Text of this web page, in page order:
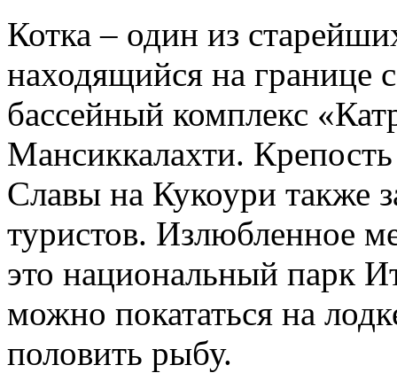
Котка – один из
находящийся на границе
бассейный комплекс
Мансиккалахти.
Славы на Кукоури также
туристов. Излюбленное
это национальный парк
можно покататься на
половить рыбу.